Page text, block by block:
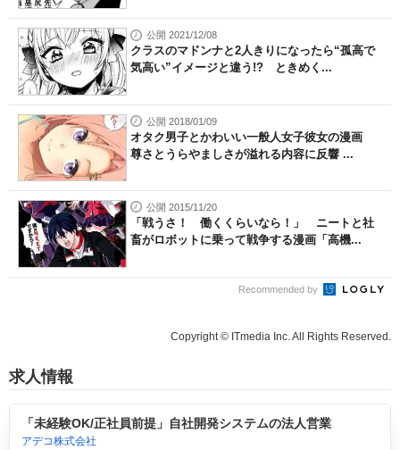
公開 2021/12/08
クラスのマドンナと2人きりになったら“孤高で
気高い”イメージと違う!? ときめく...
公開 2018/01/09
オタク男子とかわいい一般人女子彼女の漫画
尊さとうらやましさが溢れる内容に反響 ...
公開 2015/11/20
「戦うさ！ 働くくらいなら！」 ニートと社
畜がロボットに乗って戦争する漫画「高機...
Recommended by
Copyright © ITmedia Inc. All Rights Reserved.
求人情報
「未経験OK/正社員前提」自社開発システムの法人営業
アデコ株式会社